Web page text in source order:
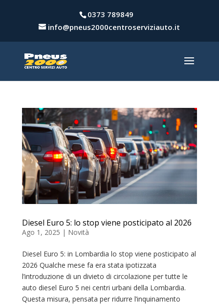
0373 789849
info@pneus2000centroserviziauto.it
Diesel Euro 5: lo stop viene posticipato al 2026
Ago 1, 2025 | Novità
Diesel Euro 5: in Lombardia lo stop viene posticipato al
2026 Qualche mese fa era stata ipotizzata
l’introduzione di un divieto di circolazione per tutte le
auto diesel Euro 5 nei centri urbani della Lombardia.
Questa misura, pensata per ridurre l’inquinamento